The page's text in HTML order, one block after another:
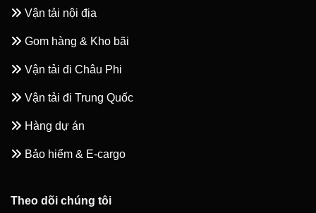
Vận tải nội địa
Gom hàng & Kho bãi
Vận tải đi Châu Phi
Vận tải đi Trung Quốc
Hàng dự án
Bảo hiểm & E-cargo
Theo dõi chúng tôi